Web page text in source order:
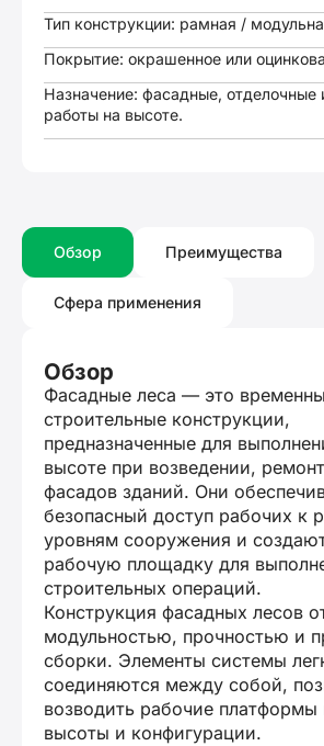
Тип конструкции: рамная /
Покрытие: окрашенное или
Назначение: фасадные,
работы на высоте.
Обзор Преимущества
Сфера применения
Обзор
Фасадные леса — это
строительные конструкции,
предназначенные для
высоте при возведении,
фасадов зданий. Они
безопасный доступ рабочих к
уровням сооружения и
рабочую площадку для
строительных операций.
Конструкция фасадных лесов
модульностью, прочностью и
сборки. Элементы системы
соединяются между собой,
возводить рабочие
высоты и конфигурации.